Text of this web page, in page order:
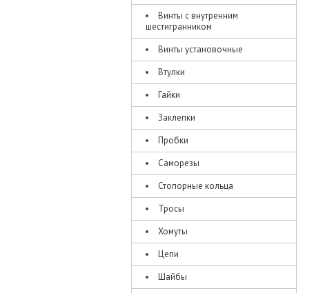
Винты с внутренним
шестигранником
Винты установочные
Втулки
Гайки
Заклепки
Пробки
Саморезы
Стопорные кольца
Тросы
Хомуты
Цепи
Шайбы